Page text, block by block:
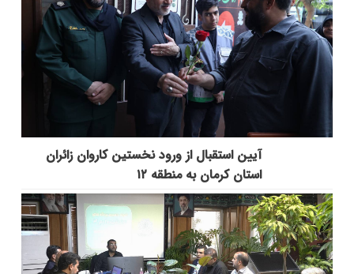
آیین استقبال از ورود نخستین کاروان زائران
استان کرمان به منطقه ۱۲